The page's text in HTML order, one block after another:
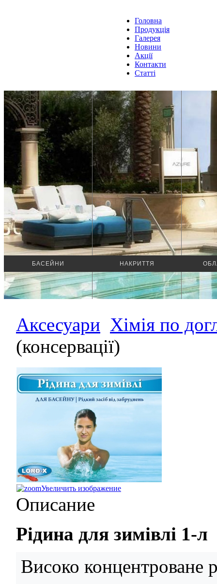
Головна
Продукція
Галерея
Новини
Акції
Контакти
Статті
БАСЕЙНИ НАКРИТТЯ
Аксесуари Хімія по
(консервації)
Увеличить изображение
Описание
Рідина для зимівлі 1-л
Високо концентроване